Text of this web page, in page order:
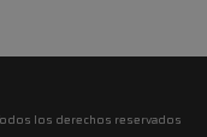
los derechos reservados